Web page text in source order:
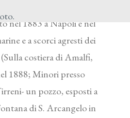
nel 1883 a Napoli e nel
e a scorci agresti dei
costiera di Amalfi,
1888; Minori presso
un pozzo, esposti a
di S. Arcangelo in